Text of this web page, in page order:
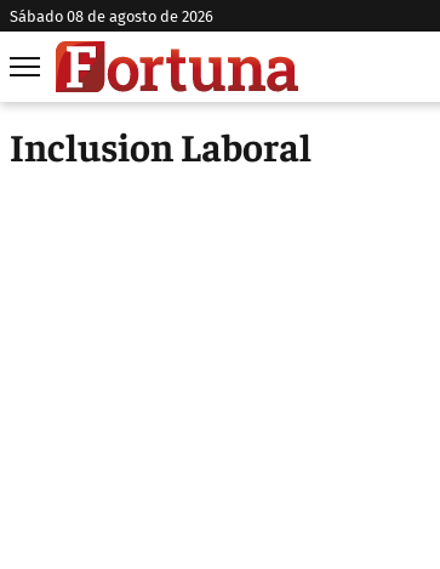
sábado 08 de agosto de 2026
Inclusion Laboral